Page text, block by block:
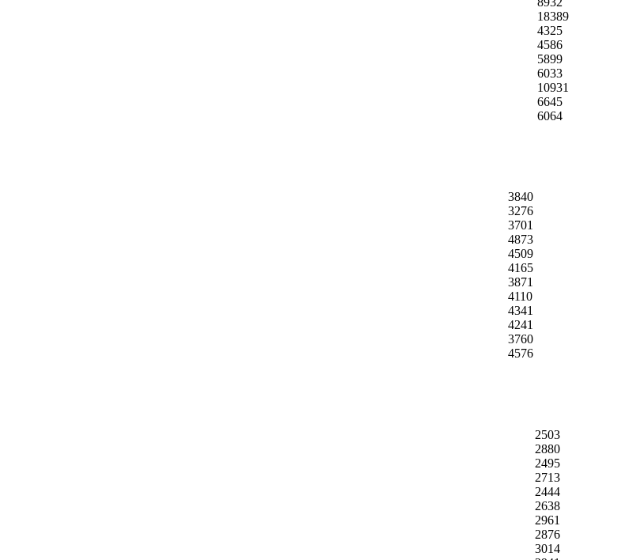
18389
4325
4586
5899
6033
10931
6645
6064
3840
3276
3701
4873
4509
4165
3871
4110
4341
4241
3760
4576
2503
2880
2495
2713
2444
2638
2961
2876
3014